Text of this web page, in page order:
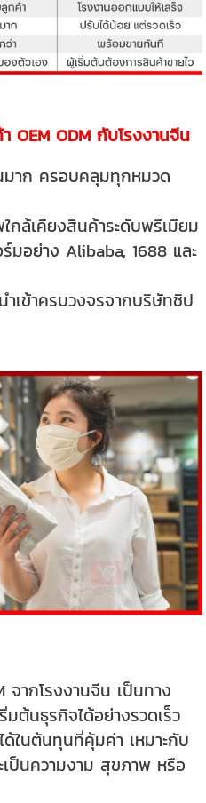
OEM ODM กับโรงงานจีน
มาก ครอบคลุมทุกหมวด
กล้เคียงสินค้าระดับพรีเมียม
มอย่าง Alibaba, 1688 และ
ำเข้าครบวงจรจากบริษัทชิป
จากโรงงานจีน เป็นทาง
มต้นธุรกิจได้อย่างรวดเร็ว
ในต้นทุนที่คุ้มค่า เหมาะกับ
ป็นความงาม สุขภาพ หรือ